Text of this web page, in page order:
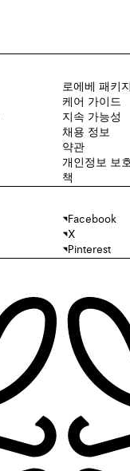
로에베 패키지
케어 가이드
지속 가능성
채용 정보
약관
개인정보 보
책
Facebook
X
Pinterest